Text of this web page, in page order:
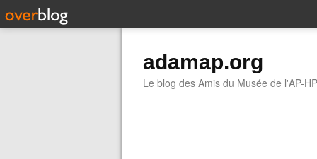
adamap.org
Le blog des Amis du Musée de l'AP-HP